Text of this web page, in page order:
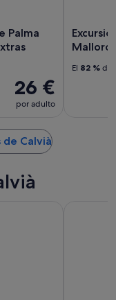
Palma
26 €
por adulto
Mallorca
El 82 % de
de Calvià